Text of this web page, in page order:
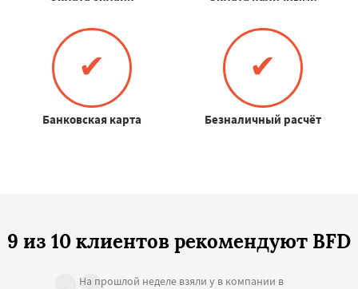
✔
Банковская карта
✔
Безналичный расчёт
9 из 10 клиентов рекомендуют BFD
На прошлой неделе взяли у в компании в